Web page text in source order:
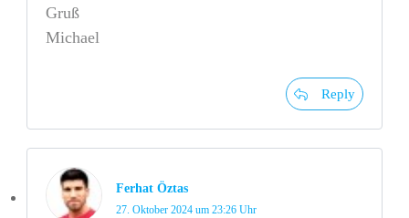
Gruß
Michael
Reply
Ferhat Öztas
27. Oktober 2024 um 23:26 Uhr